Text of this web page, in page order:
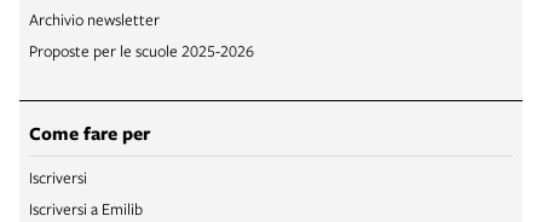
Archivio newsletter
Proposte per le scuole 2025-2026
Come fare per
Iscriversi
Iscriversi a Emilib